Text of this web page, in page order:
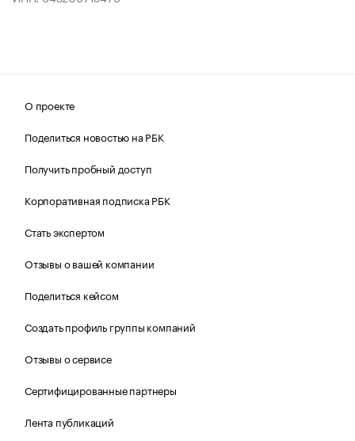
О проекте
Поделиться новостью на РБК
Получить пробный доступ
Корпоративная подписка РБК
Стать экспертом
Отзывы о вашей компании
Поделиться кейсом
Создать профиль группы компаний
Отзывы о сервисе
Сертифицированные партнеры
Лента публикаций